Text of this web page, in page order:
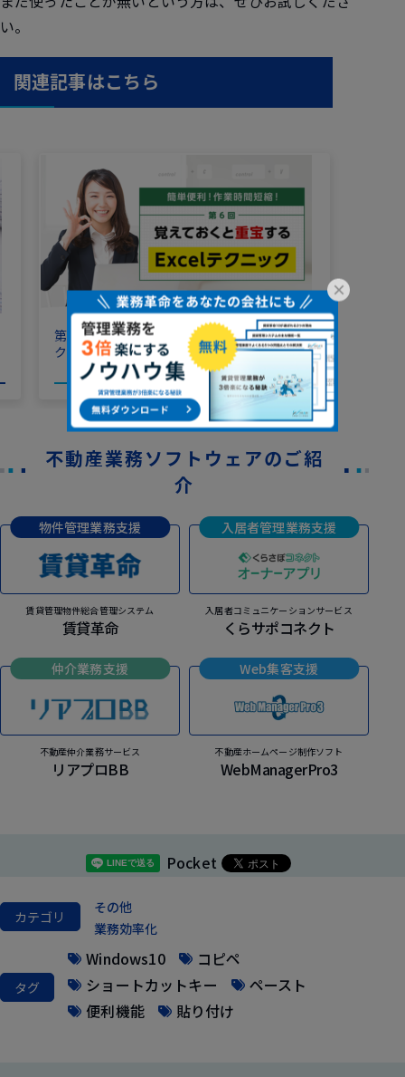
い。
関連記事はこちら
第6回 覚えておくと重宝するExcelテクニッ
ク
不動産業務ソフトウェアのご紹
介
物件管理業務支援
賃貸管理物件総合管理システム
賃貸革命
入居者管理業務支援
入居者コミュニケーションサービス
くらサポコネクト
仲介業務支援
不動産仲介業務サービス
リアプロBB
Web集客支援
不動産ホームページ制作ソフト
WebManagerPro3
Pocket
カテゴリ
その他
業務効率化
タグ
Windows10
コピペ
ショートカットキー
ペースト
便利機能
貼り付け
×